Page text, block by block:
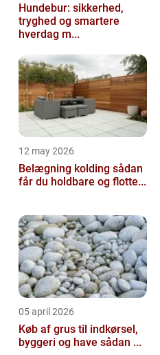
Hundebur: sikkerhed,
tryghed og smartere
hverdag m...
12 may 2026
Belægning kolding sådan
får du holdbare og flotte...
05 april 2026
Køb af grus til indkørsel,
byggeri og have sådan ...